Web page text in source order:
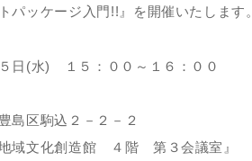
パッケージ入門!!』を開催いたします。
日(水) １５：００～１６：００
島区駒込２－２－２
文化創造館 ４階 第３会議室』